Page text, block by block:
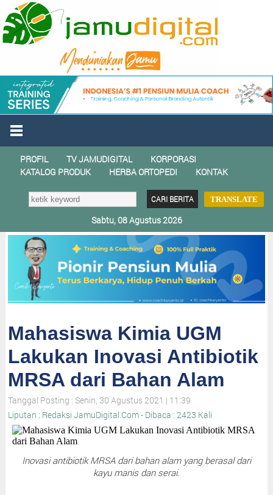
PROFIL TV JAMUDIGITAL
KORPORASI
KATALOG PRODUK
HERBA ORTOPEDI KONTAK
TRANSLATE
Sabtu, 08 Agustus 2026
Mahasiswa Kimia UGM
Lakukan Inovasi Antibiotik
MRSA dari Bahan Alam
Tanggal Posting : Senin, 30 Agustus 2021 | 11:39
Liputan : Redaksi JamuDigital.Com - Dibaca : 2423 Kali
Inovasi antibiotik MRSA dari bahan alam yang berasal dari
kayu manis dan serai.